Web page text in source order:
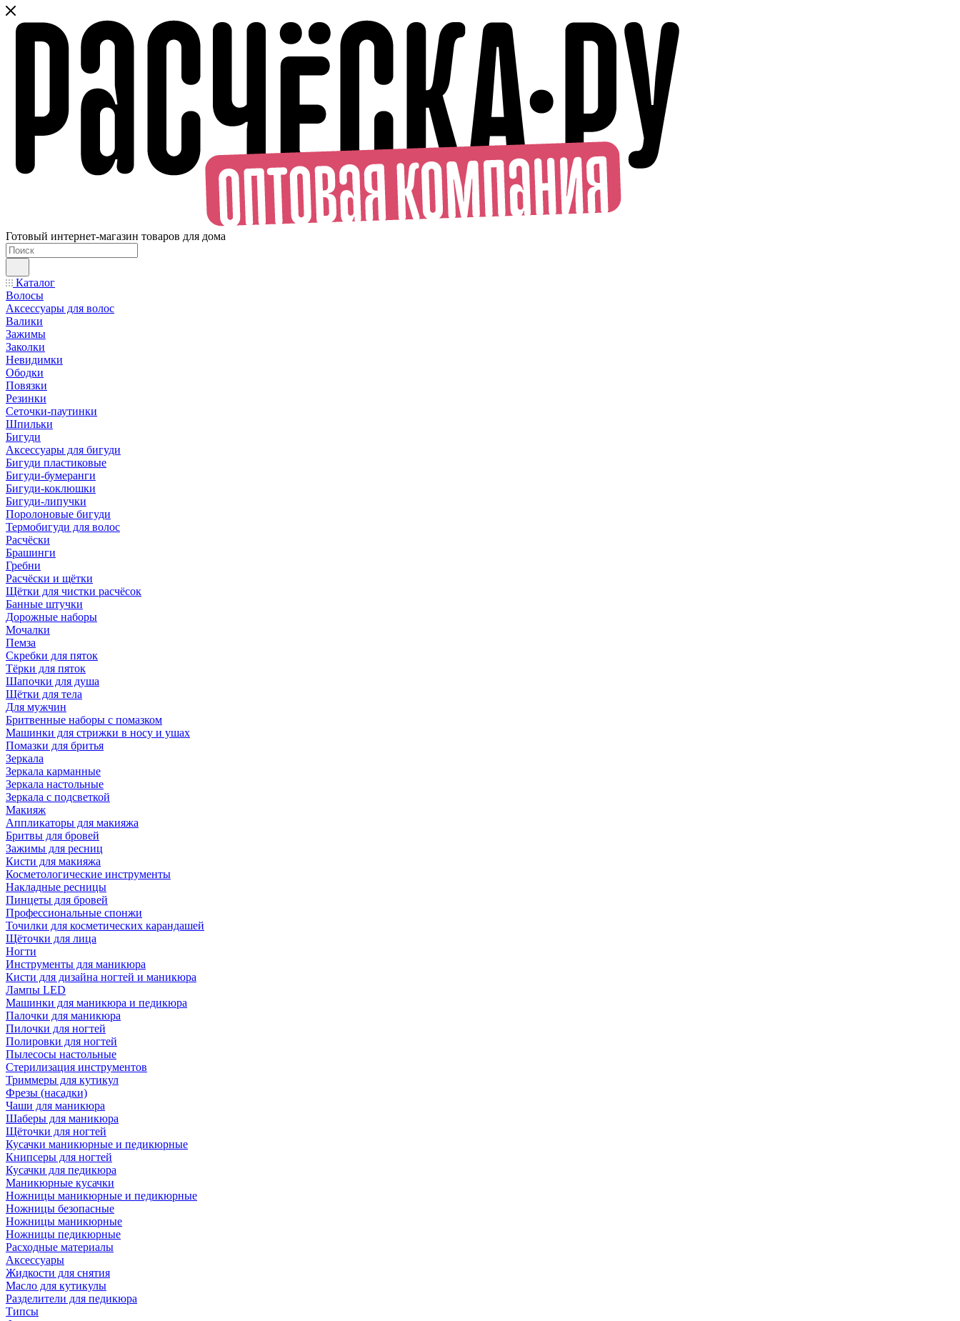
Готовый интернет-магазин товаров для дома
Каталог
Волосы
Аксессуары для волос
Валики
Зажимы
Заколки
Невидимки
Ободки
Повязки
Резинки
Сеточки-паутинки
Шпильки
Бигуди
Аксессуары для бигуди
Бигуди пластиковые
Бигуди-бумеранги
Бигуди-коклюшки
Бигуди-липучки
Поролоновые бигуди
Термобигуди для волос
Расчёски
Брашинги
Гребни
Расчёски и щётки
Щётки для чистки расчёсок
Банные штучки
Дорожные наборы
Мочалки
Пемза
Скребки для пяток
Тёрки для пяток
Шапочки для душа
Щётки для тела
Для мужчин
Бритвенные наборы с помазком
Машинки для стрижки в носу и ушах
Помазки для бритья
Зеркала
Зеркала карманные
Зеркала настольные
Зеркала с подсветкой
Макияж
Аппликаторы для макияжа
Бритвы для бровей
Зажимы для ресниц
Кисти для макияжа
Косметологические инструменты
Накладные ресницы
Пинцеты для бровей
Профессиональные спонжи
Точилки для косметических карандашей
Щёточки для лица
Ногти
Инструменты для маникюра
Кисти для дизайна ногтей и маникюра
Лампы LED
Машинки для маникюра и педикюра
Палочки для маникюра
Пилочки для ногтей
Полировки для ногтей
Пылесосы настольные
Стерилизация инструментов
Триммеры для кутикул
Фрезы (насадки)
Чаши для маникюра
Шаберы для маникюра
Щёточки для ногтей
Кусачки маникюрные и педикюрные
Книпсеры для ногтей
Кусачки для педикюра
Маникюрные кусачки
Ножницы маникюрные и педикюрные
Ножницы безопасные
Ножницы маникюрные
Ножницы педикюрные
Расходные материалы
Аксессуары
Жидкости для снятия
Масло для кутикулы
Разделители для педикюра
Типсы